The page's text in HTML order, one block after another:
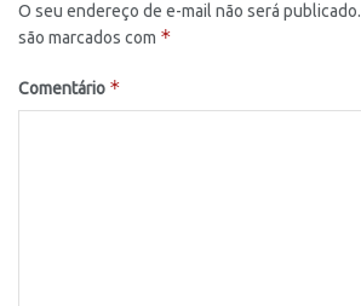
O seu endereço de e-mail não será publicado.
são marcados com *
Comentário *